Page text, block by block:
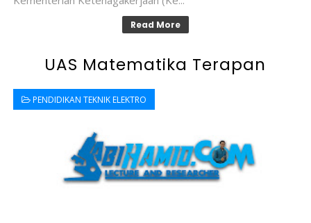
Read More
UAS Matematika Terapan
PENDIDIKAN TEKNIK ELEKTRO